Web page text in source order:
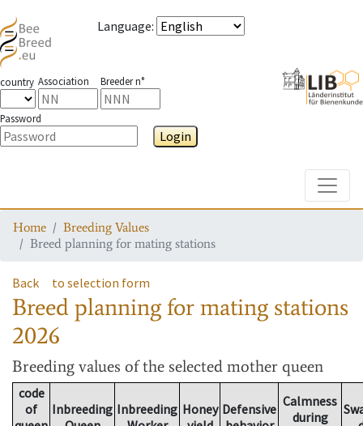
Language:
country Association Breeder n°
Password
Login
Home
Breeding Values
Breed planning for mating stations
Back to selection form
Breed planning for mating stations
2026
Breeding values of the selected mother queen
code
of
Inbreeding Inbreeding Honey Defensive Calmness
during